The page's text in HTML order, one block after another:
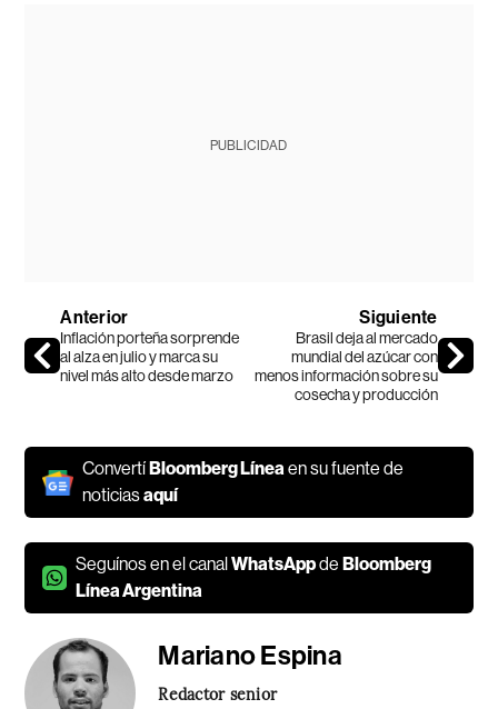
PUBLICIDAD
Anterior
Inflación porteña sorprende
al alza en julio y marca su
nivel más alto desde marzo
Siguiente
Brasil deja al mercado
mundial del azúcar con
menos información sobre su
cosecha y producción
Convertí Bloomberg Líneaen su fuente de
noticiasaquí
Seguínos en el canalWhatsAppde Bloomberg
Línea Argentina
Mariano Espina
Redactor senior